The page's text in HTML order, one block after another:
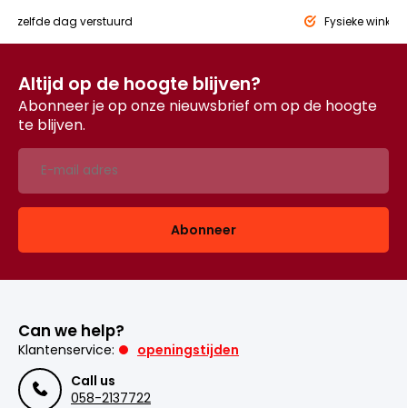
zelfde dag verstuurd Fysieke winkel
Altijd op de hoogte blijven?
Abonneer je op onze nieuwsbrief om op de hoogte
te blijven.
Abonneer
Can we help?
Klantenservice:
openingstijden
Call us
058-2137722